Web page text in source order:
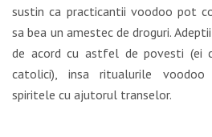
sustin ca practicantii voodoo pot
sa bea un amestec de droguri.
de acord cu astfel de povesti (ei
catolici), insa ritualurile voodoo
spiritele cu ajutorul transelor.